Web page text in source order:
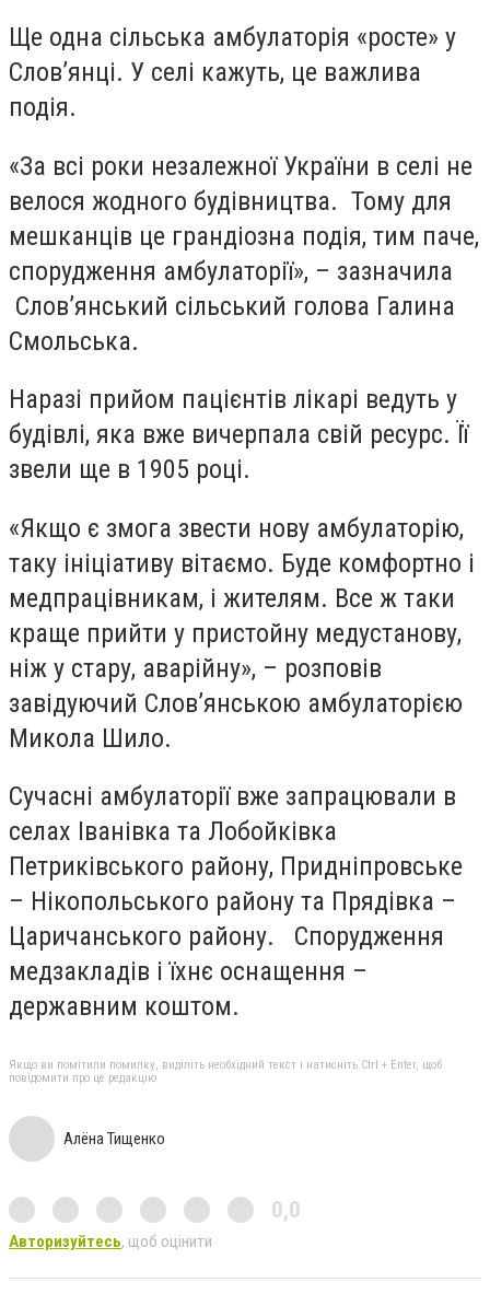
Ще одна сільська амбулаторія «росте» у
Слов’янці. У селі кажуть, це важлива
подія.
«За всі роки незалежної України в селі не
велося жодного будівництва. Тому для
мешканців це грандіозна подія, тим паче,
спорудження амбулаторії», – зазначила
Слов’янський сільський голова Галина
Смольська.
Наразі прийом пацієнтів лікарі ведуть у
будівлі, яка вже вичерпала свій ресурс. Її
звели ще в 1905 році.
«Якщо є змога звести нову амбулаторію,
таку ініціативу вітаємо. Буде комфортно і
медпрацівникам, і жителям. Все ж таки
краще прийти у пристойну медустанову,
ніж у стару, аварійну», – розповів
завідуючий Слов’янською амбулаторією
Микола Шило.
Сучасні амбулаторії вже запрацювали в
селах Іванівка та Лобойківка
Петриківського району, Придніпровське
– Нікопольського району та Прядівка –
Царичанського району. Спорудження
медзакладів і їхнє оснащення –
державним коштом.
Якщо ви помітили помилку, виділіть необхідний текст і натисніть Ctrl + Enter, щоб
повідомити про це редакцію
Алёна Тищенко
0,0
Авторизуйтесь, щоб оцінити